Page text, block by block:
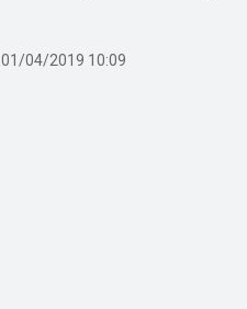
01/04/2019 10:09